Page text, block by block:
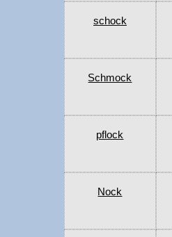
schock
Schmock
pflock
Nock